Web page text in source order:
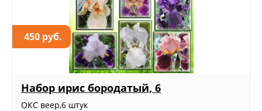
450 руб.
Набор ирис бородатый, 6
ОКС веер,6 штук